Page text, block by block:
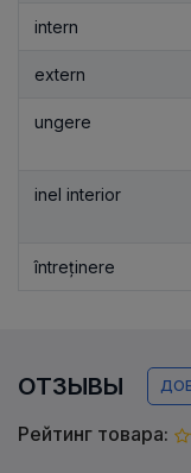
intern
extern
ungere
inel interior
întreținere
ОТЗЫВЫ
Рейтинг товара: